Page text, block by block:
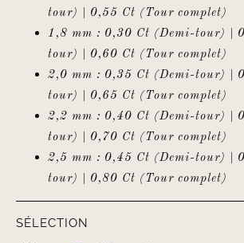
tour) | 0,55 Ct (Tour complet)
1,8 mm : 0,30 Ct (Demi-tour) |
tour) | 0,60 Ct (Tour complet)
2,0 mm : 0,35 Ct (Demi-tour) |
tour) | 0,65 Ct (Tour complet)
2,2 mm : 0,40 Ct (Demi-tour) |
tour) | 0,70 Ct (Tour complet)
2,5 mm : 0,45 Ct (Demi-tour) |
tour) | 0,80 Ct (Tour complet)
SÉLECTION